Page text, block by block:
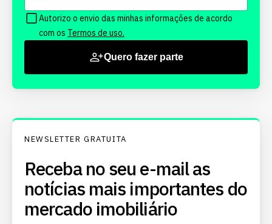
Autorizo o envio das minhas informações de acordo
com os Termos de uso.
Quero fazer parte
NEWSLETTER GRATUITA
Receba no seu e-mail as
notícias mais importantes do
mercado imobiliário